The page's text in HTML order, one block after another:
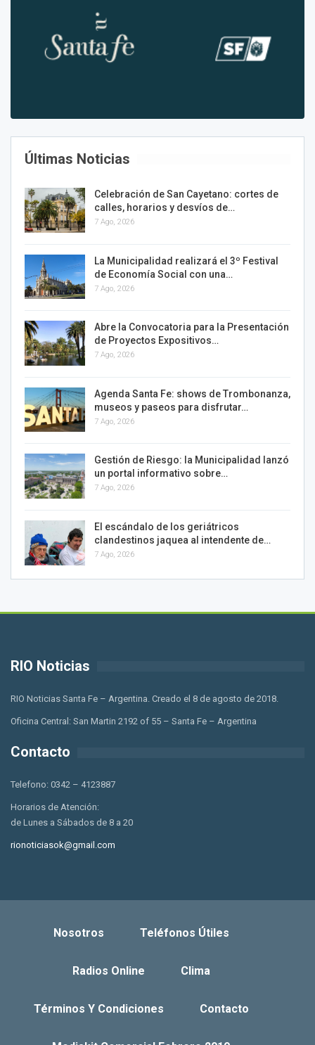
Últimas Noticias
Celebración de San Cayetano: cortes de
calles, horarios y desvíos de…
7 Ago, 2026
La Municipalidad realizará el 3º Festival
de Economía Social con una…
7 Ago, 2026
Abre la Convocatoria para la Presentación
de Proyectos Expositivos…
7 Ago, 2026
Agenda Santa Fe: shows de Trombonanza,
museos y paseos para disfrutar…
7 Ago, 2026
Gestión de Riesgo: la Municipalidad lanzó
un portal informativo sobre…
7 Ago, 2026
El escándalo de los geriátricos
clandestinos jaquea al intendente de…
7 Ago, 2026
RIO Noticias
RIO Noticias Santa Fe – Argentina. Creado el 8 de agosto de 2018.
Oficina Central: San Martin 2192 of 55 – Santa Fe – Argentina
Contacto
Telefono: 0342 – 4123887
Horarios de Atención:
de Lunes a Sábados de 8 a 20
rionoticiasok@gmail.com
Nosotros Teléfonos Útiles
Radios Online Clima
Términos Y Condiciones Contacto